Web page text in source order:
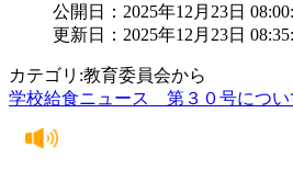
公開日：2025年12月23日
更新日：2025年12月23日
カテゴリ:教育委員会から
学校給食ニュース 第３０号につい